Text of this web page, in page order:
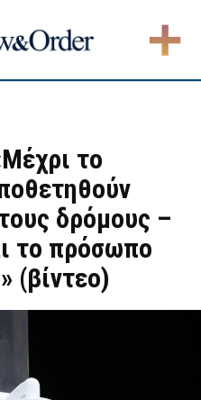
το
δρόμους –
το πρόσωπο
(βίντεο)